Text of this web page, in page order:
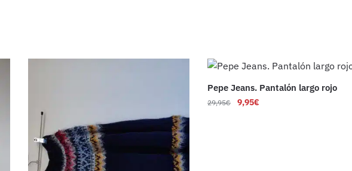
Pepe Jeans. Pantalón largo rojo
29,95€ 9,95€